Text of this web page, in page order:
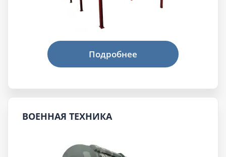
ВОЕННАЯ ТЕХНИКА